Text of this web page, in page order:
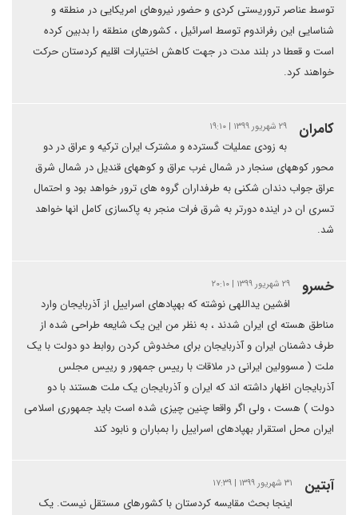
توسط عناصر تروریستی کردی و حضور نیروهای امریکایی در منطقه و
شناسایی این رفراندوم توسط اسرائیل ، کشورهای منطقه را بدبین کرده
است و قعطا در بلند مدت در جهت کاهش اختیارات اقلیم کردستان حرکت
خواهند کرد.
كامران ۲۹ شهریور ۱۳۹۹ | ۱۹:۱۰
به زودی عملیات گسترده و مشترک ایران ترکیه و عراق در دو
محور کوههای سنجار در شمال غرب عراق و کوههای قندیل در شمال شرق
عراق جواب دندان شکنی به طرفداران گروه های ترور خواهد بود و احتمال
تسری ان در اینده دورتر به شرق فرات منجر به پاکسازی کامل انها خواهد
شد.
خسرو ۲۹ شهریور ۱۳۹۹ | ۲۰:۱۰
افشین یداللهی نوشته که بهپادهای اسراییل از آذربایجان وارد
مناطق هسته ای ایران شدند ، به نظر من این یک شایعه طراحی شده از
طرف دشمنان ایران و آذربایجان برای مخدوش کردن روابط دو دولت با یک
ملت ( مسوولین ایرانی در ملاقات با رییس جمهور و رییس مجلس
آذربایجان اظهار داشته اند که ایران و آذربایجان یک ملت هستند با دو
دولت ) هست ، ولی اگر واقعا چنین چیزی شده است باید جمهوری اسلامی
ایران محل استقرار بهپادهای اسراییل را بمباران و نابود کند
آبتین ۳۱ شهریور ۱۳۹۹ | ۱۷:۳۹
اینجا بحث مقایسه کردستان با کشورهای مستقل نیست. یک